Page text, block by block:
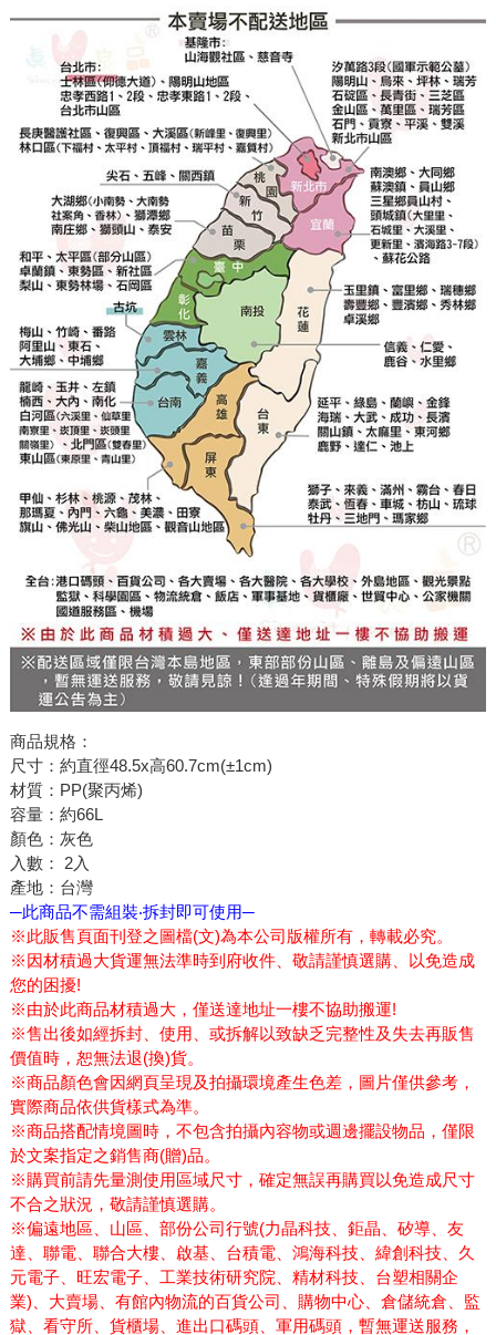
商品規格：
尺寸：約直徑48.5x高60.7cm(±1cm)
材質：PP(聚丙烯)
容量：約66L
顏色：灰色
入數： 2入
產地：台灣
─此商品不需組裝‧拆封即可使用─
※此販售頁面刊登之圖檔(文)為本公司版權所有，轉載必究。
※因材積過大貨運無法準時到府收件、敬請謹慎選購、以免造成
您的困擾!
※由於此商品材積過大，僅送達地址一樓不協助搬運!
※售出後如經拆封、使用、或拆解以致缺乏完整性及失去再販售
價值時，恕無法退(換)貨。
※商品顏色會因網頁呈現及拍攝環境產生色差，圖片僅供參考，
實際商品依供貨樣式為準。
※商品搭配情境圖時，不包含拍攝內容物或週邊擺設物品，僅限
於文案指定之銷售商(贈)品。
※購買前請先量測使用區域尺寸，確定無誤再購買以免造成尺寸
不合之狀況，敬請謹慎選購。
※偏遠地區、山區、部份公司行號(力晶科技、鉅晶、矽導、友
達、聯電、聯合大樓、啟基、台積電、鴻海科技、緯創科技、久
元電子、旺宏電子、工業技術研究院、精材科技、台塑相關企
業)、大賣場、有館內物流的百貨公司、購物中心、倉儲統倉、監
獄、看守所、貨櫃場、進出口碼頭、軍用碼頭，暫無運送服務，